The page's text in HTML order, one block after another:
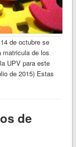
de octubre se
matricula de los
UPV para este
de 2015) Estas
de